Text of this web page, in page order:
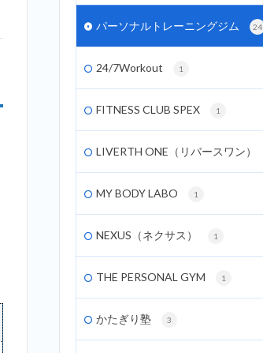
パーソナルトレーニングジム 24
24/7Workout 1
FITNESS CLUB SPEX 1
LIVERTH ONE（リバースワン）
MY BODY LABO 1
NEXUS（ネクサス） 1
THE PERSONAL GYM 1
かたぎり塾 3